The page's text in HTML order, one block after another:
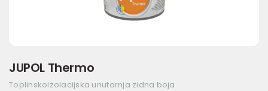
JUPOL Thermo
Toplinskoizolacijska unutarnja zidna boja